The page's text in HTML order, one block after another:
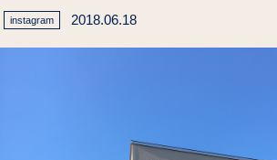
instagram 2018.06.18